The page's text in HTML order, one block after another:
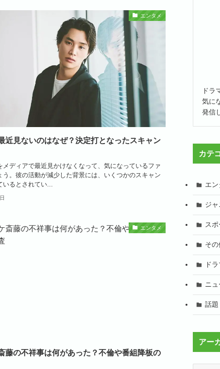
エンタメ
近見ないのはなぜ？決定打となったスキャン
メディアで最近見かけなくなって、気になっているファ
う。彼の活動が減少した背景には、いくつかのスキャン
いるとされてい...
エンタメ
藤の不祥事は何があった？不倫や番組降板の
ドラ
気に
発信
カテ
エン
ジ
ス
その
ド
ニュ
話題
アー